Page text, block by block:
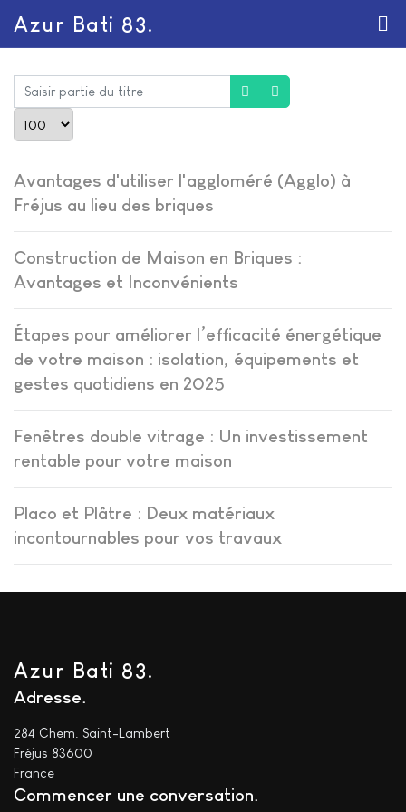
Azur Bati 83.
Saisir partie du titre
Avantages d'utiliser l'aggloméré (Agglo) à
Fréjus au lieu des briques
Construction de Maison en Briques :
Avantages et Inconvénients
Étapes pour améliorer l’efficacité énergétique
de votre maison : isolation, équipements et
gestes quotidiens en 2025
Fenêtres double vitrage : Un investissement
rentable pour votre maison
Placo et Plâtre : Deux matériaux
incontournables pour vos travaux
Azur Bati 83.
Adresse
284 Chem. Saint-Lambert
Fréjus 83600
France
Commencer une conversation